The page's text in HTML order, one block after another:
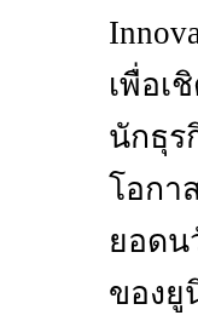
เพื่อเ
นักธุ
โอกา
ยอด
ของยู